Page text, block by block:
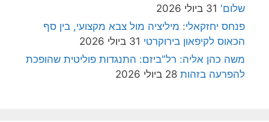
שלום' 31 ביולי 2026
פנחס יחזקאלי: מיליציה מול צבא מקצועי, בין סף
הכאוס לקיפאון בירוקרטי 31 ביולי 2026
משה כהן אליה: רל"ביזם: התנגדות פוליטית שהופכת
להפרעה בזהות 28 ביולי 2026